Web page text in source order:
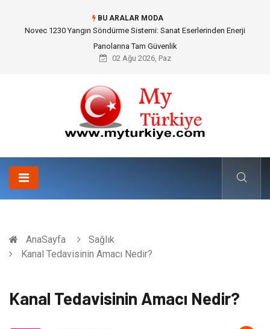
BU ARALAR MODA
Skoda Yedek Parça Seçiminde Teknik Uyumluluk ve Sürüş Konforu
02 Ağu 2026, Paz
AnaSayfa
Sağlık
Kanal Tedavisinin Amacı Nedir?
Kanal Tedavisinin Amacı Nedir?